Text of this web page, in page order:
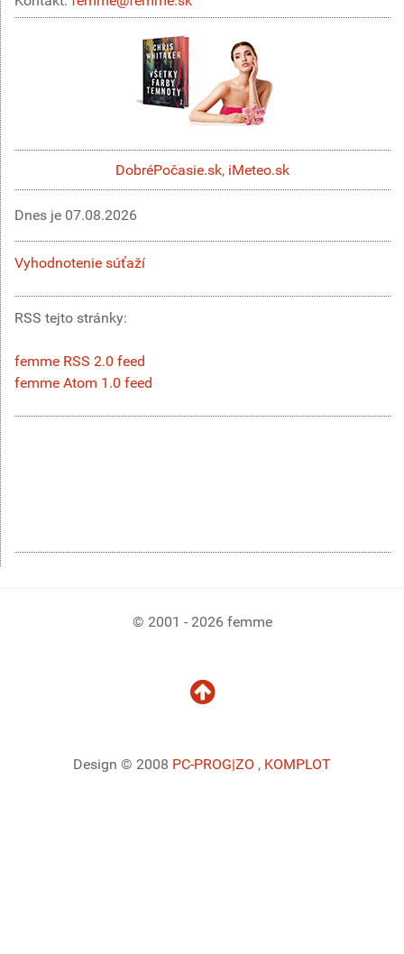
DobréPočasie.sk, iMeteo.sk
Dnes je 07.08.2026
Vyhodnotenie súťaží
RSS tejto stránky:
femme RSS 2.0 feed
femme Atom 1.0 feed
© 2001 - 2026 femme
Design © 2008 PC-PROG|ZO , KOMPLOT